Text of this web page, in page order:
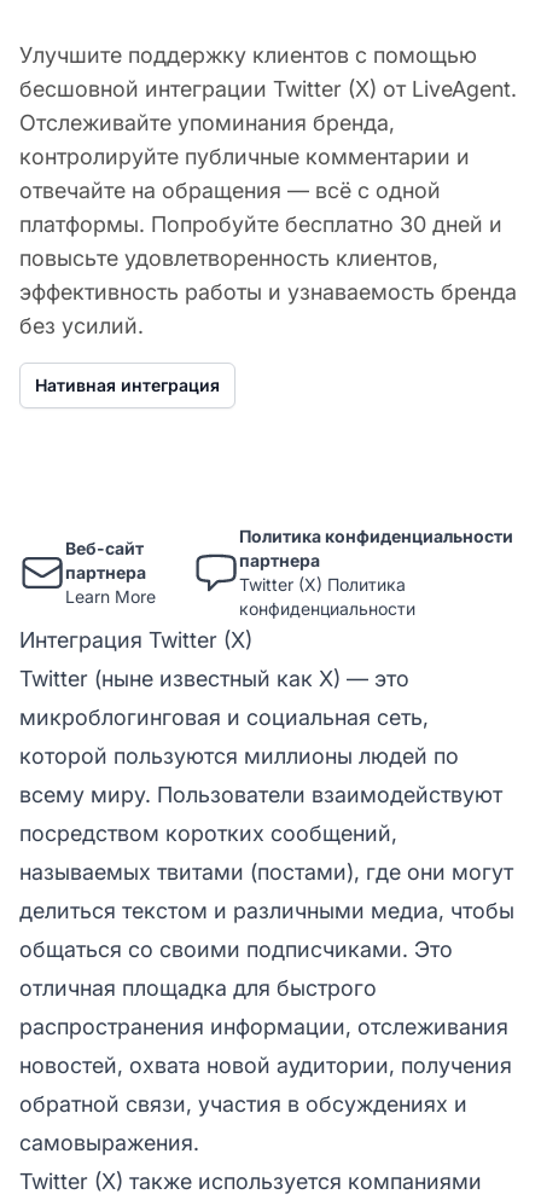
Улучшите поддержку клиентов с помощью
бесшовной интеграции Twitter (X) от LiveAgent.
Отслеживайте упоминания бренда,
контролируйте публичные комментарии и
отвечайте на обращения — всё с одной
платформы. Попробуйте бесплатно 30 дней и
повысьте удовлетворенность клиентов,
эффективность работы и узнаваемость бренда
без усилий.
Нативная интеграция
Веб-сайт
партнера
Learn More
Политика конфиденциальности
партнера
Twitter (X) Политика
конфиденциальности
Интеграция Twitter (X)
Twitter (ныне известный как X) — это
микроблогинговая и социальная сеть,
которой пользуются миллионы людей по
всему миру. Пользователи взаимодействуют
посредством коротких сообщений,
называемых твитами (постами), где они могут
делиться текстом и различными медиа, чтобы
общаться со своими подписчиками. Это
отличная площадка для быстрого
распространения информации, отслеживания
новостей, охвата новой аудитории, получения
обратной связи, участия в обсуждениях и
самовыражения.
Twitter (X) также используется компаниями